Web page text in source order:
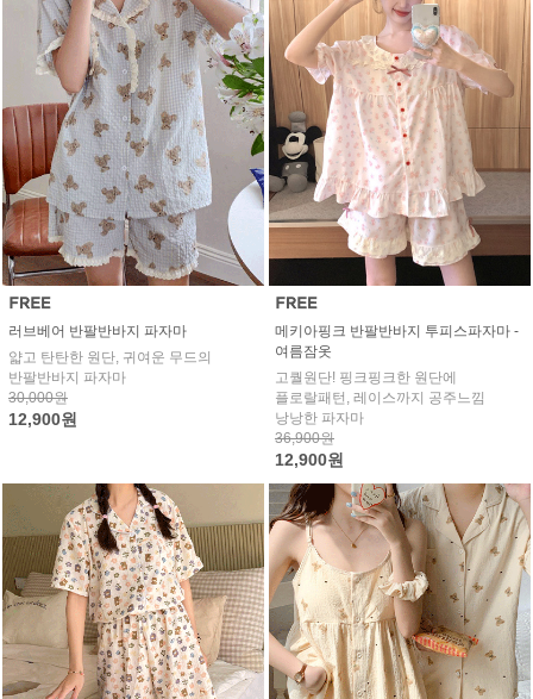
러브베어 반팔반바지 파자마
얇고 탄탄한 원단, 귀여운 무드의
반팔반바지 파자마
30,000원
12,900원
메키아핑크 반팔반바지 투피스파자마 -
여름잠옷
고퀄원단! 핑크핑크한 원단에
플로랄패턴, 레이스까지 공주느낌
낭낭한 파자마
36,900원
12,900원